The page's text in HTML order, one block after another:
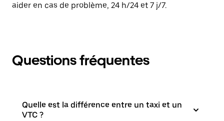
aider en cas de problème, 24 h/24 et 7 j/7.
Questions fréquentes
Quelle est la différence entre un taxi et un
VTC ?